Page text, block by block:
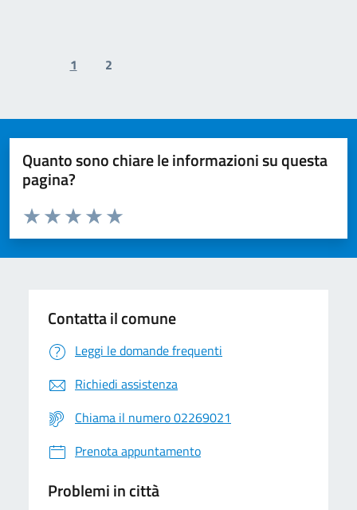
Previous page
1 2
Quanto sono chiare le informazioni su questa
pagina?
Valuta da 1 a 5 stelle la pagina
Valuta 5 stelle su 5
Valuta 4 stelle su 5
Valuta 3 stelle su 5
Valuta 2 stelle su 5
Valuta 1 stelle su 5
Contatta il comune
Leggi le domande frequenti
Richiedi assistenza
Chiama il numero 02269021
Prenota appuntamento
Problemi in città